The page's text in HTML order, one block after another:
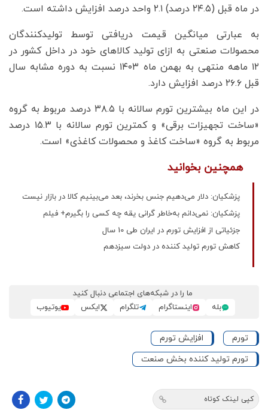
در ماه قبل (۲۴.۵ درصد) ۲.۱ واحد درصد افزایش داشته است.
به عبارتی میانگین قیمت دریافتی توسط تولیدکنندگان
محصولات صنعتی به ازای تولید کالاهای خود در داخل کشور در
۱۲ ماهه منتهی به بهمن ماه ۱۴۰۳ نسبت به دوره مشابه سال
قبل ۲۶.۶ درصد افزایش دارد.
در این ماه بیشترین تورم سالانه با ۳۸.۵ درصد مربوط به گروه
«ساخت تجهیزات برقی» و کمترین تورم سالانه با ۱۵.۳ درصد
مربوط به گروه «ساخت کاغذ و محصولات کاغذی» است.
همچنین بخوانید
پزشکیان: دلار می‌دهیم جنس بخرند، بعد می‌بینیم کالا در بازار نیست
پزشکیان: نمی‌دانم به‌خاطر گرانی یقه چه کسی را بگیرم+ فیلم
جزئیاتی از افزایش تورم در ایران طی 10 سال
کاهش تورم تولید کننده در دولت سیزدهم
ما را در شبکه‌های اجتماعی دنبال کنید
بله
اینستاگرام تلگرام ایکس یوتیوب
تورم
افزایش تورم
تورم تولید کننده بخش صنعت
کپی لینک کوتاه